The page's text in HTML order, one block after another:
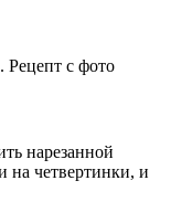
нарезанной
на четвертинки, и